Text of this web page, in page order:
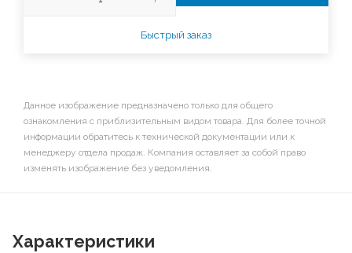
Быстрый заказ
Данное изображение предназначено только для общего
ознакомления с приблизительным видом товара. Для более точной
информации обратитесь к технической документации или к
менеджеру отдела продаж. Компания оставляет за собой право
изменять изображение без уведомления.
Характеристики